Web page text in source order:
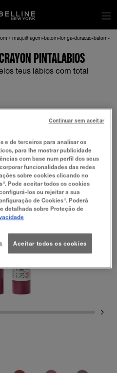
maquilhagem-batom-longa-duracao-batom-
PINTALABIOS
teus lábios com total
e de terceiros para analisar os
para lhe mostrar publicidade
com base num perfil dos seus
funcionalidades das redes
sobre cookies clicando no
Pode aceitar todos os cookies
los ou rejeitar a sua
de Cookies". Poderá
detalhada sobre Proteção de
Aceitar todos os cookies
Continuar sem aceitar